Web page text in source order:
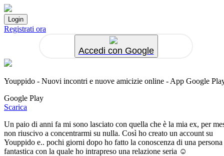
Registrati ora
Accedi con Google
Youppido - Nuovi incontri e nuove amicizie online - App Google
Google Play
Scarica
Un paio di anni fa mi sono lasciato con quella che è la mia ex, per
non riuscivo a concentrarmi su nulla. Così ho creato un account su
Youppido e.. pochi giorni dopo ho fatto la conoscenza di una persona
fantastica con la quale ho intrapreso una relazione seria ☺️